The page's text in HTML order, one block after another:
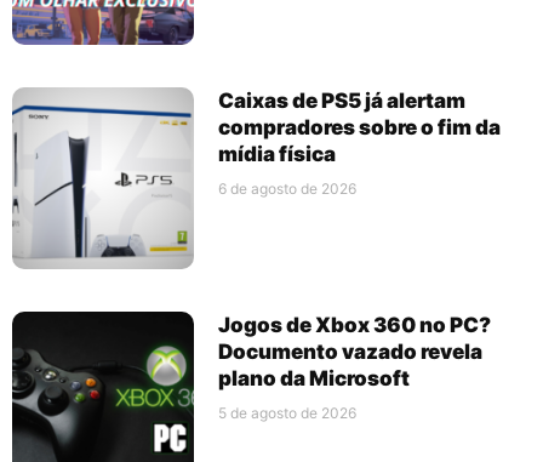
Caixas de PS5 já alertam
compradores sobre o fim da
mídia física
6 de agosto de 2026
Jogos de Xbox 360 no PC?
Documento vazado revela
plano da Microsoft
5 de agosto de 2026